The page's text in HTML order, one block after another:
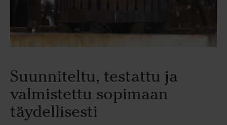
Suunniteltu, testattu ja
valmistettu sopimaan
täydellisesti